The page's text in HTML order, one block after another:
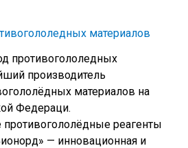
материалов
противогололедных
производитель
материалов на
Федераци.
реагенты
— инновационная и